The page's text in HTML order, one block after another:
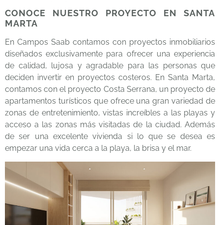
CONOCE NUESTRO PROYECTO EN SANTA
MARTA
En Campos Saab contamos con proyectos inmobiliarios
diseñados exclusivamente para ofrecer una experiencia
de calidad, lujosa y agradable para las personas que
deciden invertir en proyectos costeros. En Santa Marta,
contamos con el proyecto Costa Serrana, un proyecto de
apartamentos turísticos que ofrece una gran variedad de
zonas de entretenimiento, vistas increíbles a las playas y
acceso a las zonas más visitadas de la ciudad. Además
de ser una excelente vivienda si lo que se desea es
empezar una vida cerca a la playa, la brisa y el mar.